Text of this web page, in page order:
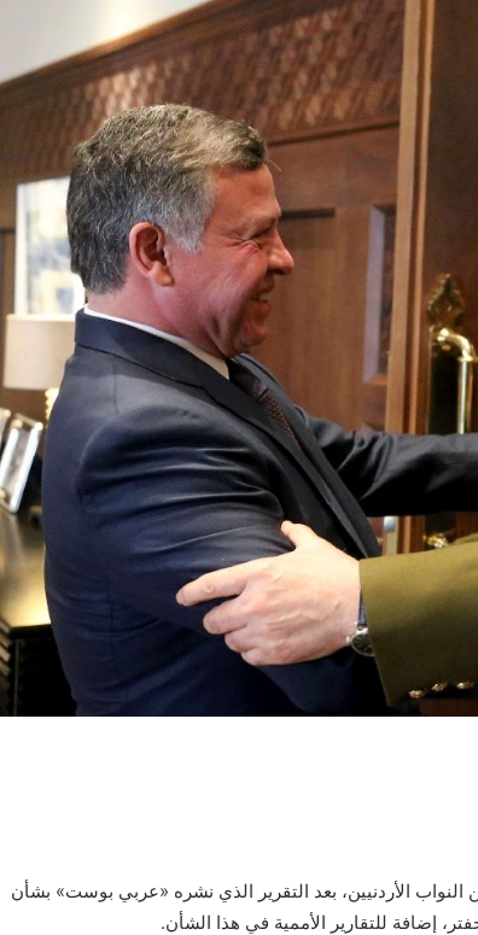
الأردنيين، بعد التقرير الذي نشره «عربي بوست» بشأن
إضافة للتقارير الأممية في هذا الشأن.